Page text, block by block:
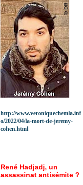
http://www.veroniquechemla.inf
o/2022/04/la-mort-de-jeremy-
cohen.html
René Hadjadj, un
assassinat antisémite ?